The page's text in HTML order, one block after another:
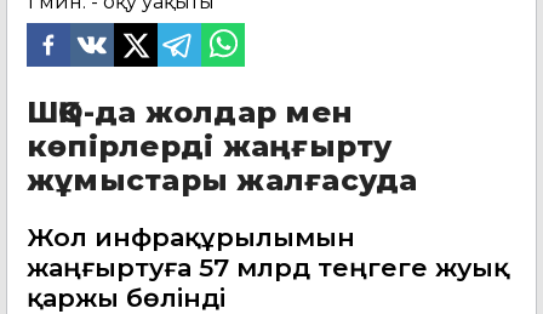
ШҚО-да жолдар мен
көпірлерді жаңғырту
жұмыстары жалғасуда
Жол инфрақұрылымын
жаңғыртуға 57 млрд теңгеге жуық
қаржы бөлінді